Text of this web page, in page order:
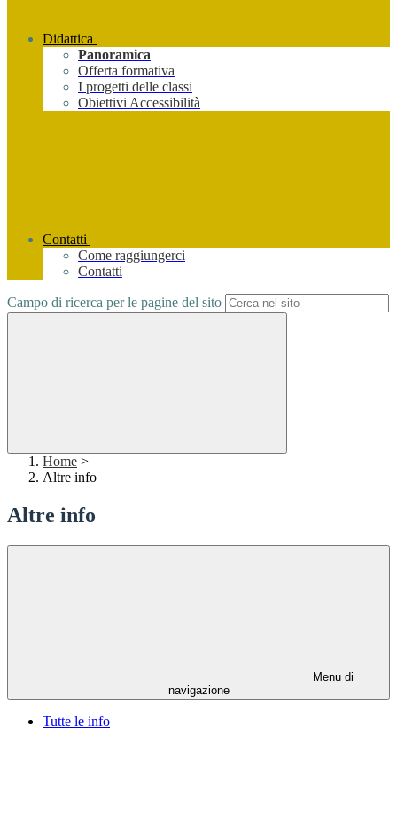
Didattica
Panoramica
Offerta formativa
I progetti delle classi
Obiettivi Accessibilità
Contatti
Come raggiungerci
Contatti
Campo di ricerca per le pagine del sito
Home >
Altre info
Altre info
Menu di
navigazione
Tutte le info